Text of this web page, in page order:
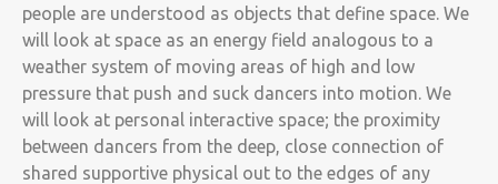
people are understood as objects that define space. We
will look at space as an energy field analogous to a
weather system of moving areas of high and low
pressure that push and suck dancers into motion. We
will look at personal interactive space; the proximity
between dancers from the deep, close connection of
shared supportive physical out to the edges of any